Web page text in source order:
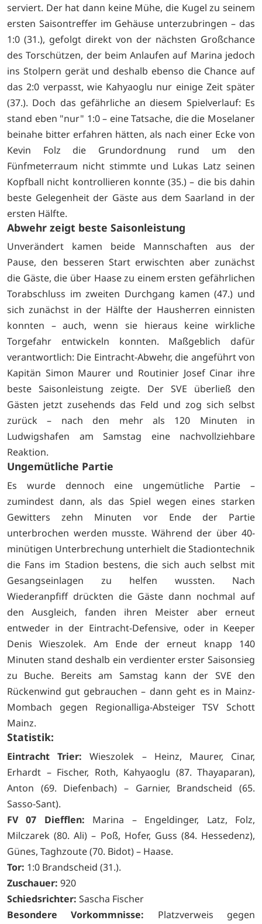
serviert. Der hat dann keine Mühe, die Kugel zu seinem
ersten Saisontreffer im Gehäuse unterzubringen – das
1:0 (31.), gefolgt direkt von der nächsten Großchance
des Torschützen, der beim Anlaufen auf Marina jedoch
ins Stolpern gerät und deshalb ebenso die Chance auf
das 2:0 verpasst, wie Kahyaoglu nur einige Zeit später
(37.). Doch das gefährliche an diesem Spielverlauf: Es
stand eben "nur" 1:0 – eine Tatsache, die die Moselaner
beinahe bitter erfahren hätten, als nach einer Ecke von
Kevin Folz die Grundordnung rund um den
Fünfmeterraum nicht stimmte und Lukas Latz seinen
Kopfball nicht kontrollieren konnte (35.) – die bis dahin
beste Gelegenheit der Gäste aus dem Saarland in der
ersten Hälfte.
Abwehr zeigt beste Saisonleistung
Unverändert kamen beide Mannschaften aus der
Pause, den besseren Start erwischten aber zunächst
die Gäste, die über Haase zu einem ersten gefährlichen
Torabschluss im zweiten Durchgang kamen (47.) und
sich zunächst in der Hälfte der Hausherren einnisten
konnten – auch, wenn sie hieraus keine wirkliche
Torgefahr entwickeln konnten. Maßgeblich dafür
verantwortlich: Die Eintracht-Abwehr, die angeführt von
Kapitän Simon Maurer und Routinier Josef Cinar ihre
beste Saisonleistung zeigte. Der SVE überließ den
Gästen jetzt zusehends das Feld und zog sich selbst
zurück – nach den mehr als 120 Minuten in
Ludwigshafen am Samstag eine nachvollziehbare
Reaktion.
Ungemütliche Partie
Es wurde dennoch eine ungemütliche Partie –
zumindest dann, als das Spiel wegen eines starken
Gewitters zehn Minuten vor Ende der Partie
unterbrochen werden musste. Während der über 40-
minütigen Unterbrechung unterhielt die Stadiontechnik
die Fans im Stadion bestens, die sich auch selbst mit
Gesangseinlagen zu helfen wussten. Nach
Wiederanpfiff drückten die Gäste dann nochmal auf
den Ausgleich, fanden ihren Meister aber erneut
entweder in der Eintracht-Defensive, oder in Keeper
Denis Wieszolek. Am Ende der erneut knapp 140
Minuten stand deshalb ein verdienter erster Saisonsieg
zu Buche. Bereits am Samstag kann der SVE den
Rückenwind gut gebrauchen – dann geht es in Mainz-
Mombach gegen Regionalliga-Absteiger TSV Schott
Mainz.
Statistik:
Eintracht Trier: Wieszolek – Heinz, Maurer, Cinar,
Erhardt – Fischer, Roth, Kahyaoglu (87. Thayaparan),
Anton (69. Diefenbach) – Garnier, Brandscheid (65.
Sasso-Sant).
FV 07 Diefflen: Marina – Engeldinger, Latz, Folz,
Milczarek (80. Ali) – Poß, Hofer, Guss (84. Hessedenz),
Günes, Taghzoute (70. Bidot) – Haase.
Tor: 1:0 Brandscheid (31.).
Zuschauer: 920
Schiedsrichter: Sascha Fischer
Besondere Vorkommnisse: Platzverweis gegen